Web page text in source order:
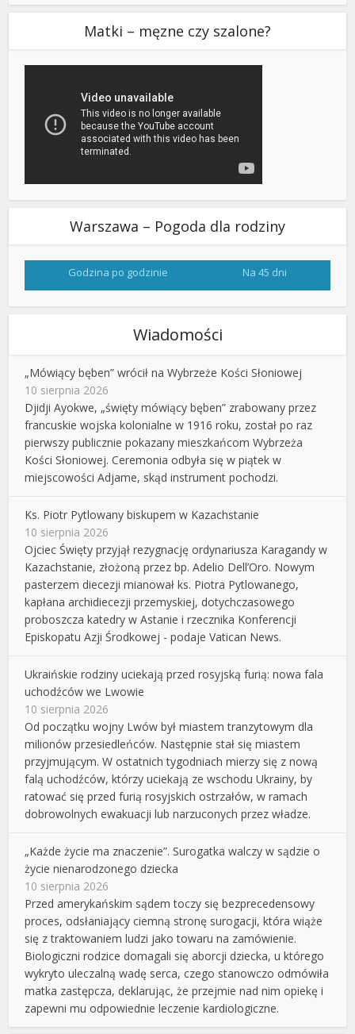
Matki – męzne czy szalone?
Warszawa – Pogoda dla rodziny
Godzina po godzinie Na 45 dni
Wiadomości
„Mówiący bęben” wrócił na Wybrzeże Kości Słoniowej
10 sierpnia 2026
Djidji Ayokwe, „święty mówiący bęben” zrabowany przez
francuskie wojska kolonialne w 1916 roku, został po raz
pierwszy publicznie pokazany mieszkańcom Wybrzeża
Kości Słoniowej. Ceremonia odbyła się w piątek w
miejscowości Adjame, skąd instrument pochodzi.
Ks. Piotr Pytlowany biskupem w Kazachstanie
10 sierpnia 2026
Ojciec Święty przyjął rezygnację ordynariusza Karagandy w
Kazachstanie, złożoną przez bp. Adelio Dell’Oro. Nowym
pasterzem diecezji mianował ks. Piotra Pytlowanego,
kapłana archidiecezji przemyskiej, dotychczasowego
proboszcza katedry w Astanie i rzecznika Konferencji
Episkopatu Azji Środkowej - podaje Vatican News.
Ukraińskie rodziny uciekają przed rosyjską furią: nowa fala
uchodźców we Lwowie
10 sierpnia 2026
Od początku wojny Lwów był miastem tranzytowym dla
milionów przesiedleńców. Następnie stał się miastem
przyjmującym. W ostatnich tygodniach mierzy się z nową
falą uchodźców, którzy uciekają ze wschodu Ukrainy, by
ratować się przed furią rosyjskich ostrzałów, w ramach
dobrowolnych ewakuacji lub narzuconych przez władze.
„Każde życie ma znaczenie”. Surogatka walczy w sądzie o
życie nienarodzonego dziecka
10 sierpnia 2026
Przed amerykańskim sądem toczy się bezprecedensowy
proces, odsłaniający ciemną stronę surogacji, która wiąże
się z traktowaniem ludzi jako towaru na zamówienie.
Biologiczni rodzice domagali się aborcji dziecka, u którego
wykryto uleczalną wadę serca, czego stanowczo odmówiła
matka zastępcza, deklarując, że przejmie nad nim opiekę i
zapewni mu odpowiednie leczenie kardiologiczne.